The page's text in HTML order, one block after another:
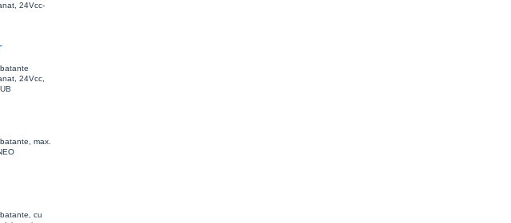
24Vcc-
24Vcc,
max.
cu